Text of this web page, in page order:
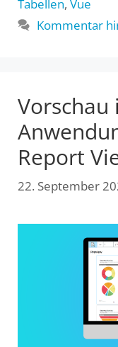
Tabellen, Vue
Kommentar
Vorschau
Report
22. September